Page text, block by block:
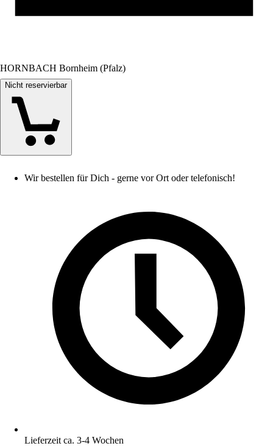
HORNBACH Bornheim (Pfalz)
Nicht reservierbar
Wir bestellen für Dich - gerne vor Ort oder telefonisch!
Lieferzeit ca. 3-4 Wochen